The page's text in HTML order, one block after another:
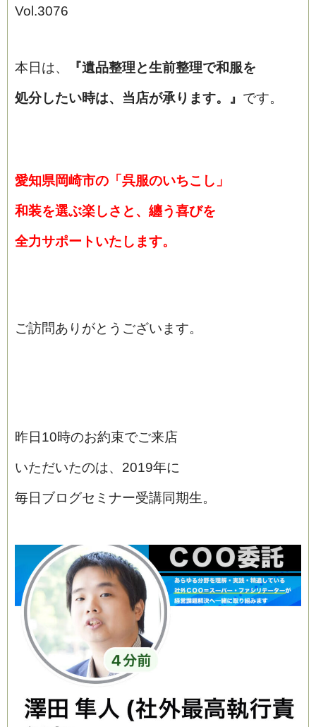
Vol.3076
本日は、 『遺品整理と生前整理で和服を
処分したい時は、当店が承ります。』 です。
愛知県岡崎市の「呉服のいちこし」
和装を選ぶ楽しさと、纏う喜びを
全力サポートいたします。
ご訪問ありがとうございます。
昨日10時のお約束でご来店
いただいたのは、2019年に
毎日ブログセミナー受講同期生。